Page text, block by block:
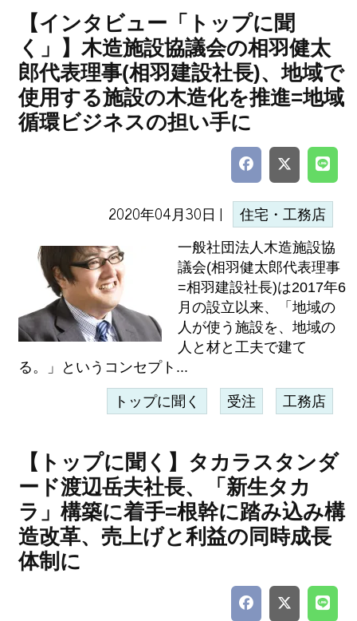
【インタビュー「トップに聞
く」】木造施設協議会の相羽健太
郎代表理事(相羽建設社長)、地域で
使用する施設の木造化を推進=地域
循環ビジネスの担い手に
2020年04月30日 | 住宅・工務店
一般社団法人木造施設協
議会(相羽健太郎代表理事
=相羽建設社長)は2017年6
月の設立以来、「地域の
人が使う施設を、地域の
人と材と工夫で建て
る。」というコンセプト...
トップに聞く 受注 工務店
【トップに聞く】タカラスタンダ
ード渡辺岳夫社長、「新生タカ
ラ」構築に着手=根幹に踏み込み構
造改革、売上げと利益の同時成長
体制に